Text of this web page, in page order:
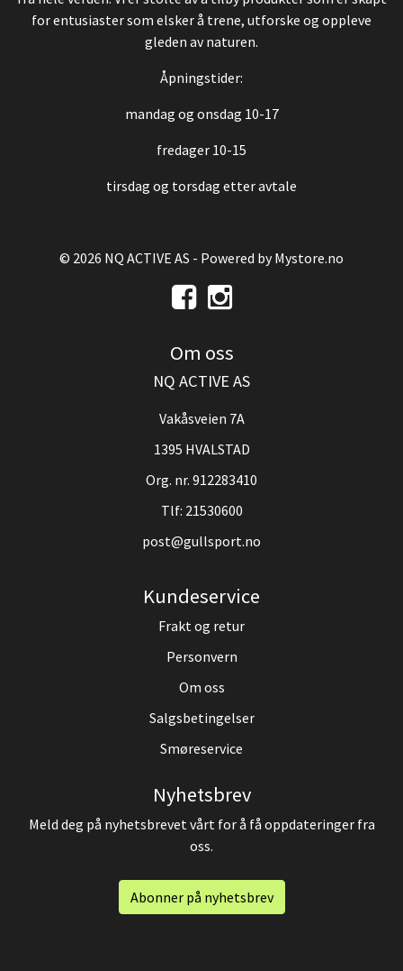
for entusiaster som elsker å trene, utforske og oppleve
gleden av naturen.
Åpningstider:
mandag og onsdag 10-17
fredager 10-15
tirsdag og torsdag etter avtale
© 2026 NQ ACTIVE AS - Powered byMystore.no
Om oss
NQ ACTIVE AS
Vakåsveien 7A
1395 HVALSTAD
Org. nr. 912283410
Tlf: 21530600
post@gullsport.no
Kundeservice
Frakt og retur
Personvern
Om oss
Salgsbetingelser
Smøreservice
Nyhetsbrev
Meld deg på nyhetsbrevet vårt for å få oppdateringer fra
oss.
Abonner på nyhetsbrev